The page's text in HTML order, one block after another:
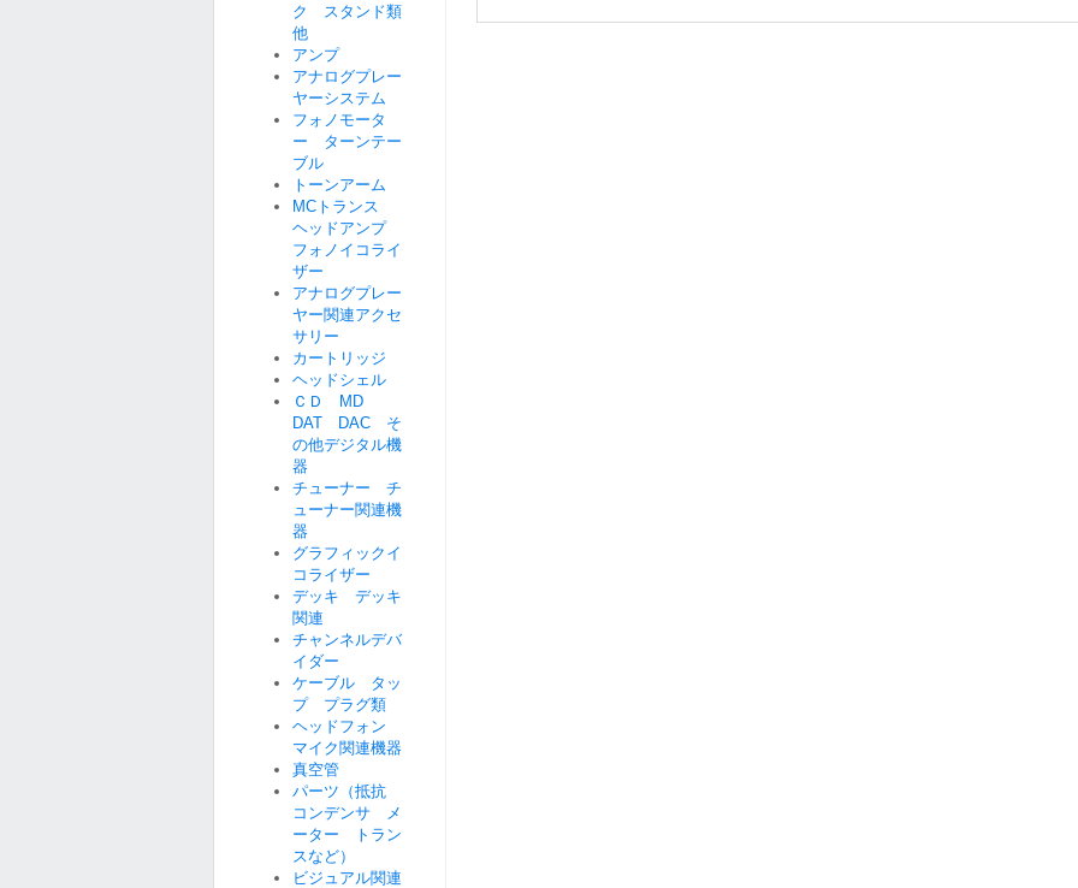
ク スタンド類
他
アンプ
アナログプレー
ヤーシステム
フォノモータ
ー ターンテー
ブル
トーンアーム
MCトランス
ヘッドアンプ
フォノイコライ
ザー
アナログプレー
ヤー関連アクセ
サリー
カートリッジ
ヘッドシェル
ＣＤ MD
DAT DAC そ
の他デジタル機
器
チューナー チ
ューナー関連機
器
グラフィックイ
コライザー
デッキ デッキ
関連
チャンネルデバ
イダー
ケーブル タッ
プ プラグ類
ヘッドフォン
マイク関連機器
真空管
パーツ（抵抗
コンデンサ メ
ーター トラン
スなど）
ビジュアル関連